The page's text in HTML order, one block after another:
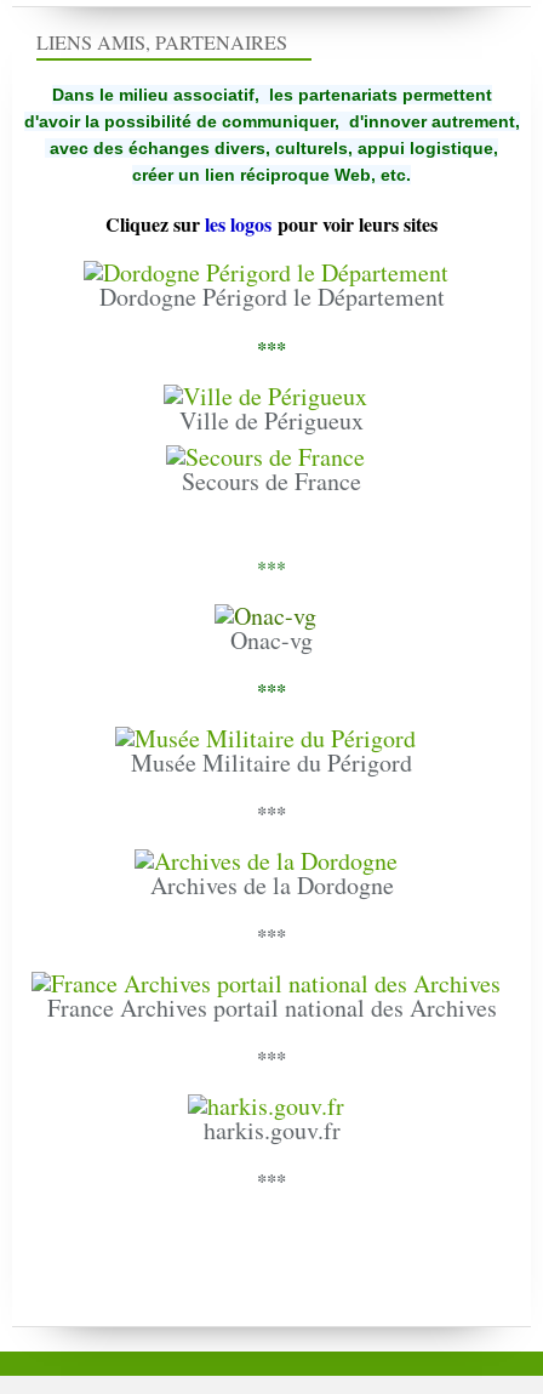
LIENS AMIS, PARTENAIRES
Dans le milieu associatif, les partenariats permettent
d'avoir la possibilité de communiquer, d'innover autrement,
avec des échanges divers, culturels, appui logistique,
créer un lien réciproque Web, etc.
Cliquez surles logos pour voir leurs sites
Dordogne Périgord le Département
***
Ville de Périgueux
Secours de France
***
Onac-vg
***
Musée Militaire du Périgord
***
Archives de la Dordogne
***
France Archives portail national des Archives
***
harkis.gouv.fr
***